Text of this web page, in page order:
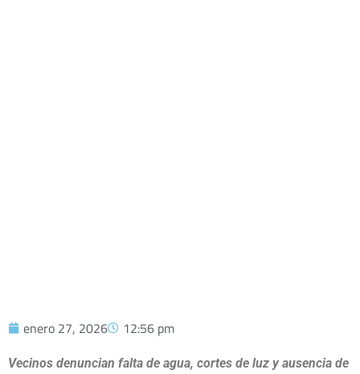
enero 27, 2026 12:56 pm
Vecinos denuncian falta de agua, cortes de luz y ausencia de